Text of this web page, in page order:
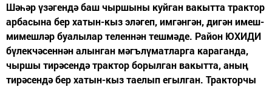
Шәһәр үзәгендә баш чыршыны куйган вакытта трактор
арбасына бер хатын-кыз эләгеп, имгәнгән, дигән имеш-
мимешләр буалылар теленнән тешмәде. Район ЮХИДИ
бүлекчәсеннән алынган мәгълүматларга караганда,
чыршы тирәсендә трактор борылган вакытта, аның
тирәсендә бер хатын-кыз таелып егылган. Тракторчы